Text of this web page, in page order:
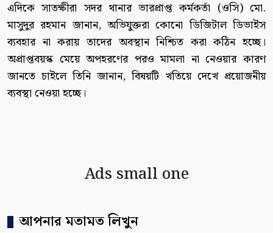
এদিকে সাতক্ষীরা সদর থানার ভারপ্রাপ্ত কর্মকর্তা (ওসি) মো.
মাসুদুর রহমান জানান, অভিযুক্তরা কোনো ডিজিটাল ডিভাইস
ব্যবহার না করায় তাদের অবস্থান নিশ্চিত করা কঠিন হচ্ছে।
অপ্রাপ্তবয়স্ক মেয়ে অপহরণের পরও মামলা না নেওয়ার কারণ
জানতে চাইলে তিনি জানান, বিষয়টি খতিয়ে দেখে প্রয়োজনীয়
ব্যবস্থা নেওয়া হচ্ছে।
Ads small one
আপনার মতামত লিখুন